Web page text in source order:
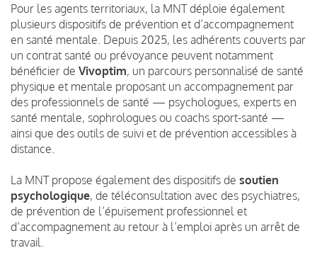
Pour les agents territoriaux, la MNT déploie également
plusieurs dispositifs de prévention et d’accompagnement
en santé mentale. Depuis 2025, les adhérents couverts par
un contrat santé ou prévoyance peuvent notamment
bénéficier de Vivoptim, un parcours personnalisé de santé
physique et mentale proposant un accompagnement par
des professionnels de santé — psychologues, experts en
santé mentale, sophrologues ou coachs sport-santé —
ainsi que des outils de suivi et de prévention accessibles à
distance.
La MNT propose également des dispositifs de soutien
psychologique, de téléconsultation avec des psychiatres,
de prévention de l’épuisement professionnel et
d’accompagnement au retour à l’emploi après un arrêt de
travail.